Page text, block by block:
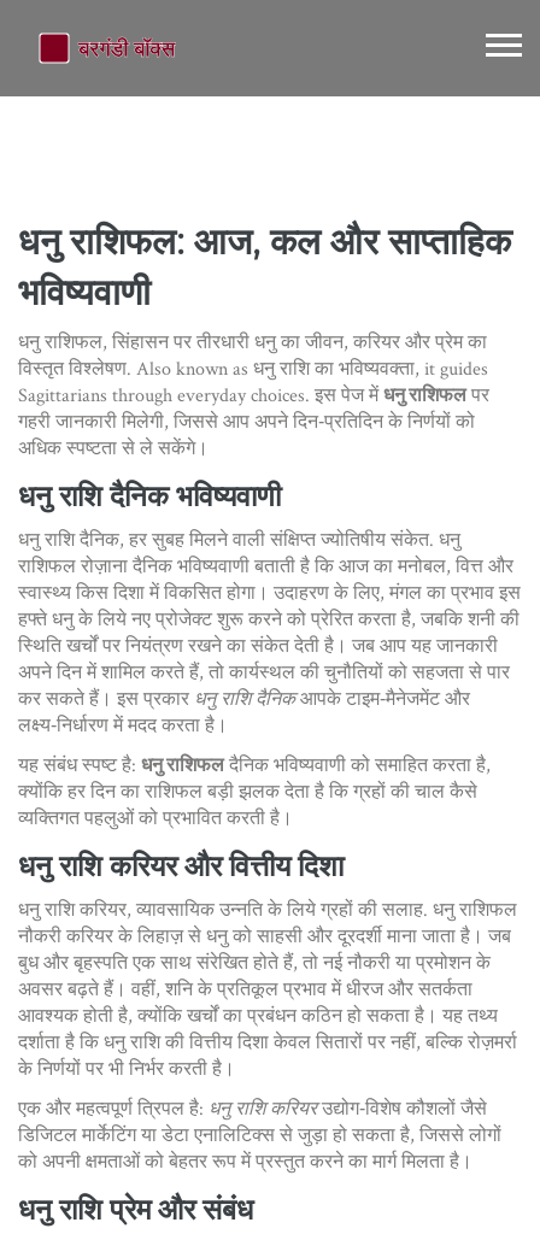
धनु राशिफल: आज, कल और साप्ताहिक
भविष्यवाणी
धनु राशिफल, सिंहासन पर तीरधारी धनु का जीवन, करियर और प्रेम का
विस्तृत विश्लेषण. Also known as धनु राशि का भविष्यवक्ता, it guides
Sagittarians through everyday choices. इस पेज मेंधनु राशिफलपर
गहरी जानकारी मिलेगी, जिससे आप अपने दिन‑प्रतिदिन के निर्णयों को
अधिक स्पष्टता से ले सकेंगे।
धनु राशि दैनिक भविष्यवाणी
धनु राशि दैनिक, हर सुबह मिलने वाली संक्षिप्त ज्योतिषीय संकेत. धनु
राशिफल रोज़ानादैनिक भविष्यवाणी बताती है कि आज का मनोबल, वित्त और
स्वास्थ्य किस दिशा में विकसित होगा। उदाहरण के लिए, मंगल का प्रभाव इस
हफ्ते धनु के लिये नए प्रोजेक्ट शुरू करने को प्रेरित करता है, जबकि शनी की
स्थिति खर्चों पर नियंत्रण रखने का संकेत देती है। जब आप यह जानकारी
अपने दिन में शामिल करते हैं, तो कार्यस्थल की चुनौतियों को सहजता से पार
कर सकते हैं। इस प्रकार धनु राशि दैनिकआपके टाइम‑मैनेजमेंट और
लक्ष्य‑निर्धारण में मदद करता है।
यह संबंध स्पष्ट है: धनु राशिफलदैनिक भविष्यवाणी को समाहित करता है,
क्योंकि हर दिन का राशिफल बड़ी झलक देता है कि ग्रहों की चाल कैसे
व्यक्तिगत पहलुओं को प्रभावित करती है।
धनु राशि करियर और वित्तीय दिशा
धनु राशि करियर, व्यावसायिक उन्नति के लिये ग्रहों की सलाह. धनु राशिफल
नौकरीकरियर के लिहाज़ से धनु को साहसी और दूरदर्शी माना जाता है। जब
बुध और बृहस्पति एक साथ संरेखित होते हैं, तो नई नौकरी या प्रमोशन के
अवसर बढ़ते हैं। वहीं, शनि के प्रतिकूल प्रभाव में धीरज और सतर्कता
आवश्यक होती है, क्योंकि खर्चों का प्रबंधन कठिन हो सकता है। यह तथ्य
दर्शाता है कि धनु राशि की वित्तीय दिशा केवल सितारों पर नहीं, बल्कि रोज़मर्रा
के निर्णयों पर भी निर्भर करती है।
एक और महत्वपूर्ण त्रिपल है: धनु राशि करियरउद्योग‑विशेष कौशलों जैसे
डिजिटल मार्केटिंग या डेटा एनालिटिक्स से जुड़ा हो सकता है, जिससे लोगों
को अपनी क्षमताओं को बेहतर रूप में प्रस्तुत करने का मार्ग मिलता है।
धनु राशि प्रेम और संबंध